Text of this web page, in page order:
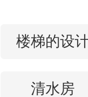
们将热水
楼梯的设
清水房